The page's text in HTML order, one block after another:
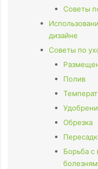
Советы
дизайне
Советы по
Полив
Обрезка
Борьба с